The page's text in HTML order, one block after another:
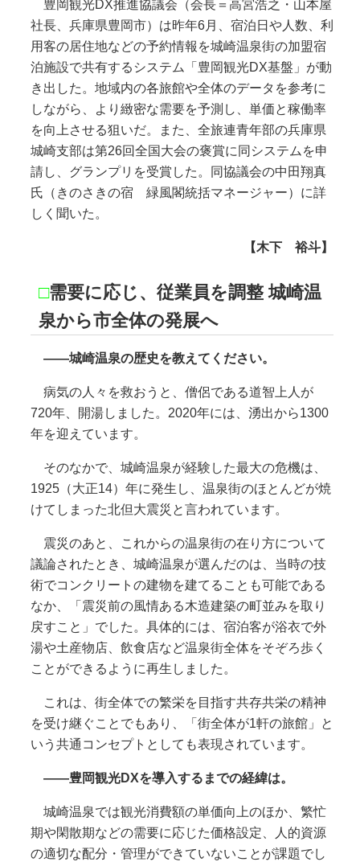
豊岡観光DX推進協議会（会長＝高宮浩之・山本屋
社長、兵庫県豊岡市）は昨年6月、宿泊日や人数、利
用客の居住地などの予約情報を城崎温泉街の加盟宿
泊施設で共有するシステム「豊岡観光DX基盤」が動
き出した。地域内の各旅館や全体のデータを参考に
しながら、より緻密な需要を予測し、単価と稼働率
を向上させる狙いだ。また、全旅連青年部の兵庫県
城崎支部は第26回全国大会の褒賞に同システムを申
請し、グランプリを受賞した。同協議会の中田翔真
氏（きのさきの宿 緑風閣統括マネージャー）に詳
しく聞いた。
【木下 裕斗】
□需要に応じ、従業員を調整 城崎温
泉から市全体の発展へ
――城崎温泉の歴史を教えてください。
病気の人々を救おうと、僧侶である道智上人が
720年、開湯しました。2020年には、湧出から1300
年を迎えています。
そのなかで、城崎温泉が経験した最大の危機は、
1925（大正14）年に発生し、温泉街のほとんどが焼
けてしまった北但大震災と言われています。
震災のあと、これからの温泉街の在り方について
議論されたとき、城崎温泉が選んだのは、当時の技
術でコンクリートの建物を建てることも可能である
なか、「震災前の風情ある木造建築の町並みを取り
戻すこと」でした。具体的には、宿泊客が浴衣で外
湯や土産物店、飲食店など温泉街全体をそぞろ歩く
ことができるように再生しました。
これは、街全体での繁栄を目指す共存共栄の精神
を受け継ぐことでもあり、「街全体が1軒の旅館」と
いう共通コンセプトとしても表現されています。
――豊岡観光DXを導入するまでの経緯は。
城崎温泉では観光消費額の単価向上のほか、繁忙
期や閑散期などの需要に応じた価格設定、人的資源
の適切な配分・管理ができていないことが課題でし